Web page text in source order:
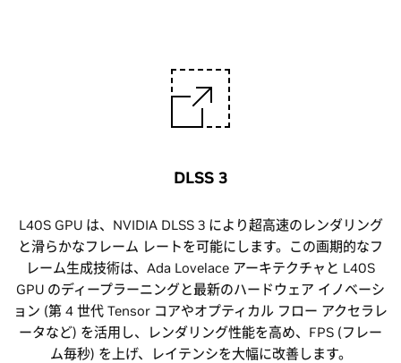
DLSS 3
L40S GPU は、NVIDIA DLSS 3 により超高速のレンダリング
と滑らかなフレーム レートを可能にします。この画期的なフ
レーム生成技術は、Ada Lovelace アーキテクチャと L40S
GPU のディープラーニングと最新のハードウェア イノベーシ
ョン (第 4 世代 Tensor コアやオプティカル フロー アクセラレ
ータなど) を活用し、レンダリング性能を高め、FPS (フレー
ム毎秒) を上げ、レイテンシを大幅に改善します。